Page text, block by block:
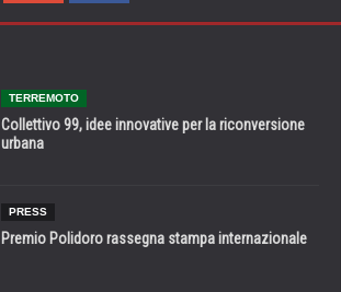
TERREMOTO
Collettivo 99, idee innovative per la riconversione
urbana
PRESS
Premio Polidoro rassegna stampa internazionale